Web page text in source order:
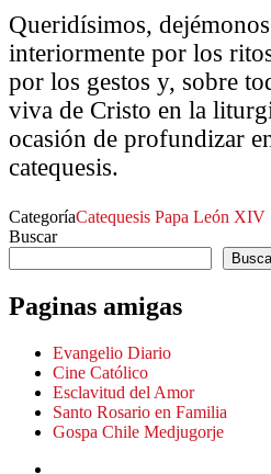
Queridísimos,
interiormente por los
por los gestos y, sobre
viva de Cristo en la
ocasión de profundizar
catequesis.
CategoríaCatequesis Papa León XIV
Buscar
Paginas amigas
Evangelio Diario
Cine Católico
Esclavitud del Amor
Santo Rosario en Familia
Gospa Chile Medjugorje